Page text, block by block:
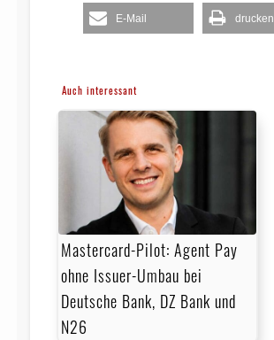
E-Mail drucken
Auch interessant
Mastercard-Pilot: Agent Pay
ohne Issuer-Umbau bei
Deutsche Bank, DZ Bank und
N26